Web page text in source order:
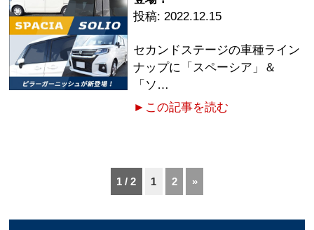
2022.12.15
セカンドステージの車種ライン
ナップに「スペーシア」＆
「ソ…
►この記事を読む
1 / 2 1 2 »